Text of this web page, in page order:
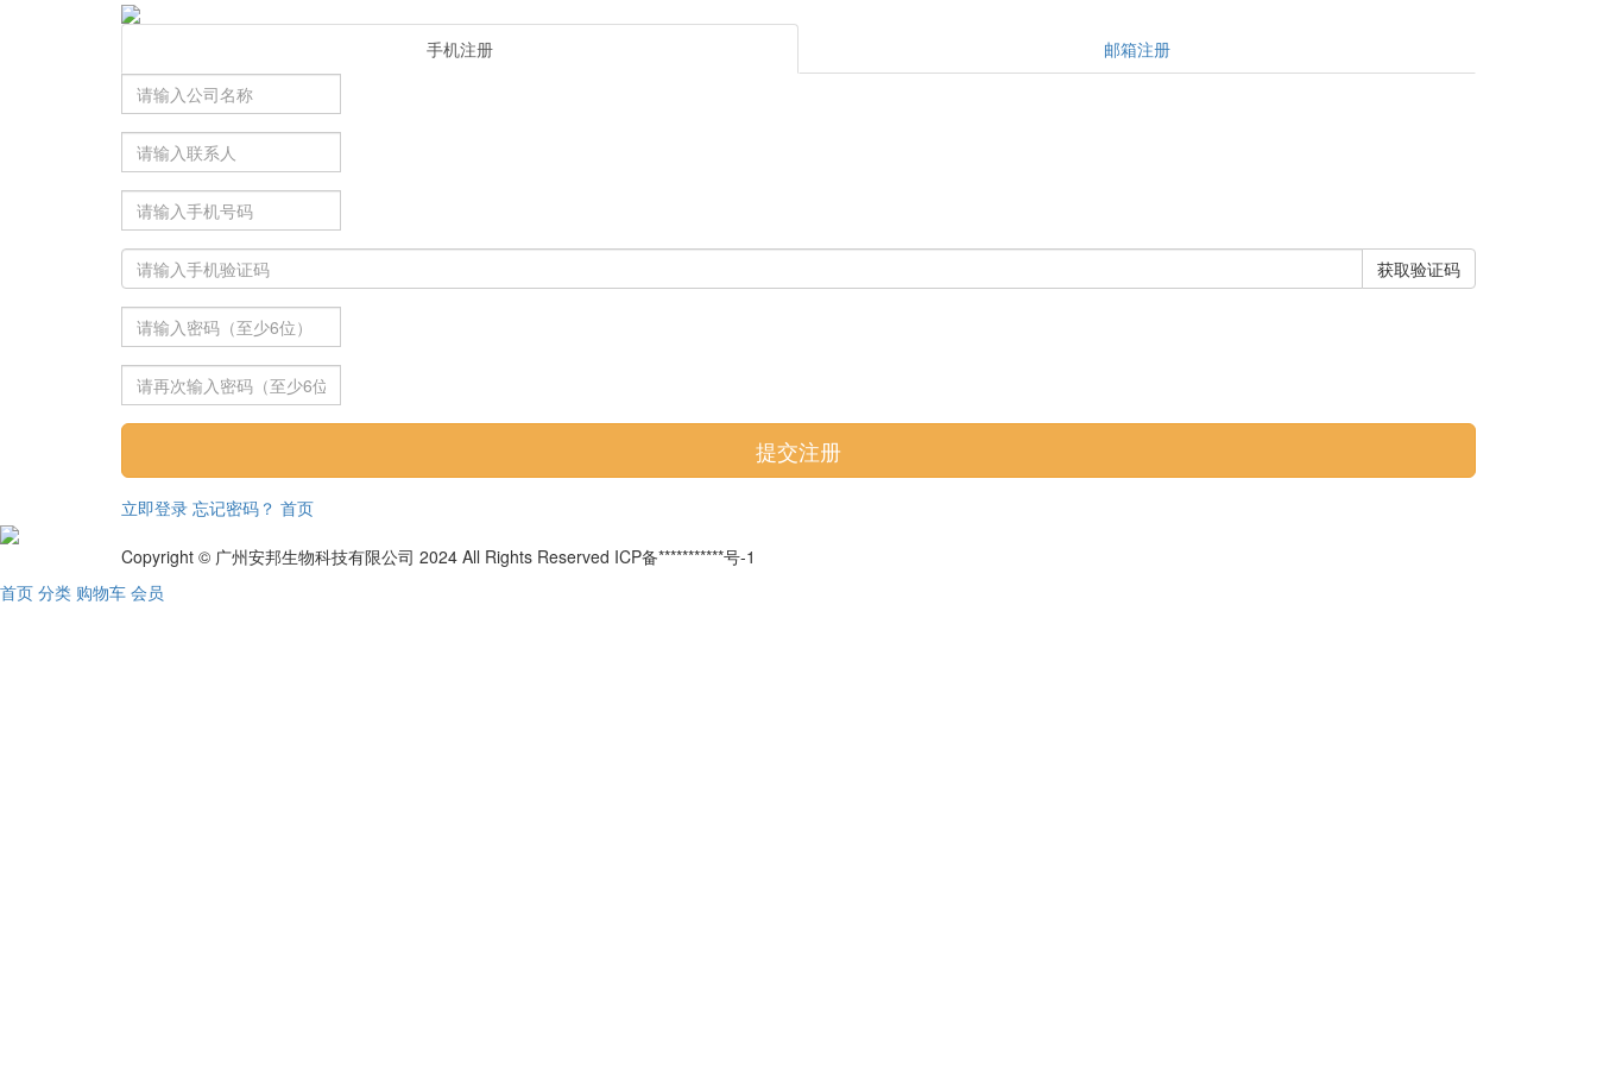
手机注册 邮箱注册
获取验证码
立即登录 忘记密码？ 首页
Copyright © 广州安邦生物科技有限公司 2024 All Rights Reserved ICP备***********号-1
首页 分类 购物车 会员